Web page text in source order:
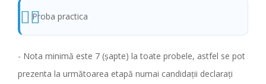
Proba practica
- Nota minimă este 7 (şapte) la toate probele, astfel se pot
prezenta la următoarea etapă numai candidaţii declaraţi